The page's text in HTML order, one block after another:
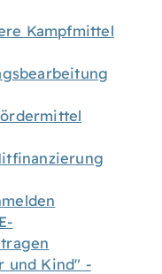
Kampfmittel
und Kind" -